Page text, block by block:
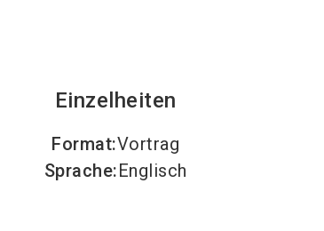
Einzelheiten
Format:Vortrag
Sprache:Englisch